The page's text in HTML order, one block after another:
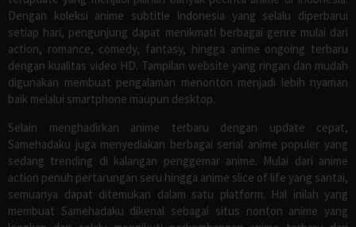
Dengan koleksi anime subtitle Indonesia yang selalu diperbarui
setiap hari, pengunjung dapat menikmati berbagai genre mulai dari
action, romance, comedy, fantasy, hingga anime ongoing terbaru
dengan kualitas video HD. Tampilan website yang ringan dan mudah
digunakan membuat pengalaman menonton menjadi lebih nyaman
baik melalui smartphone maupun desktop.
Selain menghadirkan anime terbaru dengan update cepat,
Samehadaku juga menyediakan berbagai serial anime populer yang
sedang trending di kalangan penggemar anime. Mulai dari anime
action penuh pertarungan seru hingga anime slice of life yang santai,
semuanya dapat ditemukan dalam satu platform. Hal inilah yang
membuat Samehadaku dikenal sebagai situs nonton anime yang